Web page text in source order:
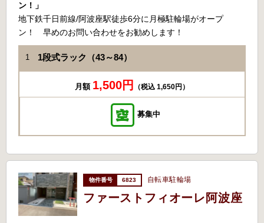
ン！」
地下鉄千日前線/阿波座駅徒歩6分に月極駐輪場がオープ
ン！ 早めのお問い合わせをお勧めします！
1 1段式ラック（43～84）
月額 1,500円 （税込 1,650円）
募集中
6823 自転車駐輪場
ファーストフィオーレ阿波座